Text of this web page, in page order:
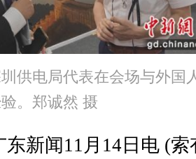
供电局代表在会场与外国
。郑诚然 摄
新闻11月14日电 (索